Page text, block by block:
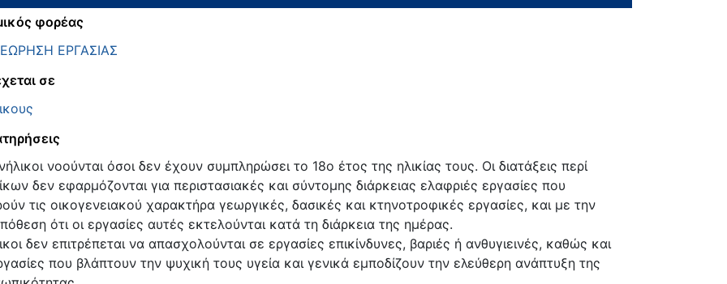
φορέας
ΕΡΓΑΣΙΑΣ
σε
νοούνται όσοι δεν έχουν συμπληρώσει το 18ο έτος της ηλικίας τους. Οι διατάξεις περί
δεν εφαρμόζονται για περιστασιακές και σύντομης διάρκειας ελαφριές εργασίες που
τις οικογενειακού χαρακτήρα γεωργικές, δασικές και κτηνοτροφικές εργασίες, και με την
ότι οι εργασίες αυτές εκτελούνται κατά τη διάρκεια της ημέρας.
δεν επιτρέπεται να απασχολούνται σε εργασίες επικίνδυνες, βαριές ή ανθυγιεινές, καθώς και
που βλάπτουν την ψυχική τους υγεία και γενικά εμποδίζουν την ελεύθερη ανάπτυξη της